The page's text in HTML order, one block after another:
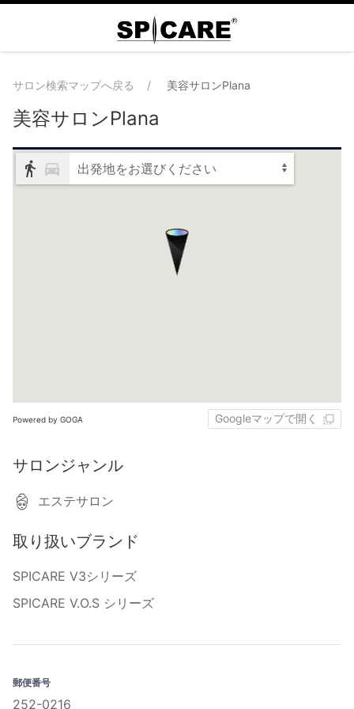
サロン検索マップへ戻る 美容サロンPlana
美容サロンPlana
出発地をお選びください
Powered by GOGA Googleマップで開く
サロンジャンル
エステサロン
取り扱いブランド
SPICARE V3シリーズ
SPICARE V.O.S シリーズ
郵便番号
252-0216